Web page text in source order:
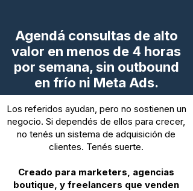
Agendá consultas de alto
valor en menos de 4 horas
por semana, sin outbound
en frío ni Meta Ads.
Los referidos ayudan, pero no sostienen un
negocio. Si dependés de ellos para crecer,
no tenés un sistema de adquisición de
clientes. Tenés suerte.
Creado para marketers, agencias
boutique, y freelancers que venden